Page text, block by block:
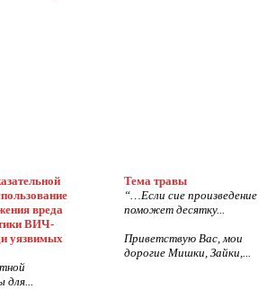
вреда
ВИЧ-
уязвимых
Тема травы
“…Если сие произведение
поможет десятку...
Приветствую Вас, мои
дорогие Мишки, Зайки,...